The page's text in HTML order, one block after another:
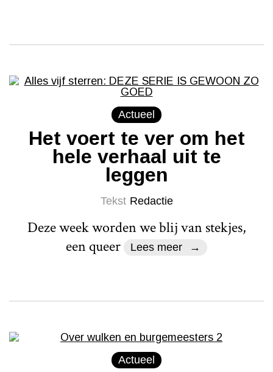
Actueel
Het voert te ver om het
hele verhaal uit te
leggen
Tekst Redactie
Deze week worden we blij van stekjes,
een queer
Lees meer
Actueel